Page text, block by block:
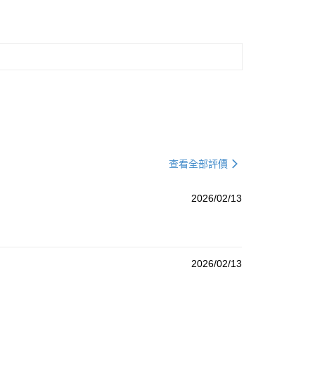
查看全部評價
2026/02/13
2026/02/13